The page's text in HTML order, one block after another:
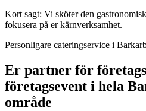
Kort sagt: Vi sköter den
fokusera på er kärnverksamhet.
Personligare cateringservice i
Er partner för
företagsevent i hela
område